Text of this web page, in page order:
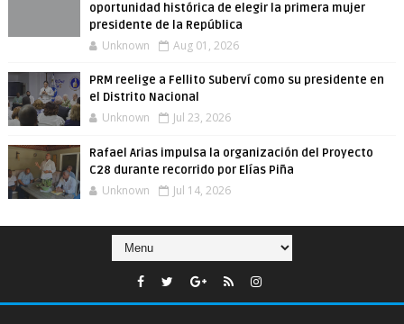
oportunidad histórica de elegir la primera mujer
presidente de la República
Unknown Aug 01, 2026
PRM reelige a Fellito Suberví como su presidente en
el Distrito Nacional
Unknown Jul 23, 2026
Rafael Arias impulsa la organización del Proyecto
C28 durante recorrido por Elías Piña
Unknown Jul 14, 2026